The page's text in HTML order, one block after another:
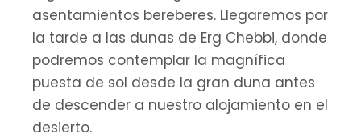
asentamientos bereberes. Llegaremos por
la tarde a las dunas de Erg Chebbi, donde
podremos contemplar la magnífica
puesta de sol desde la gran duna antes
de descender a nuestro alojamiento en el
desierto.